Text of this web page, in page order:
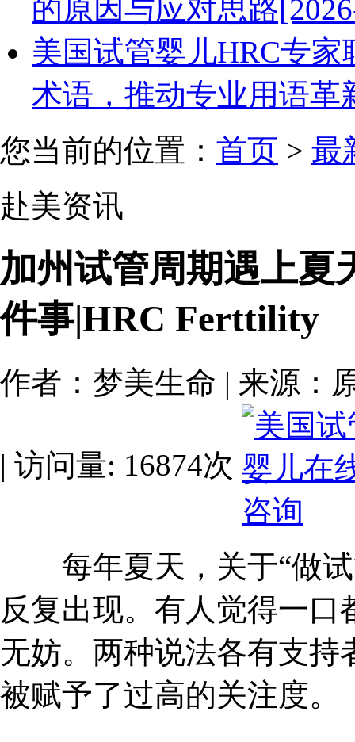
的原因与应对思路
美国试管婴儿HRC专
术语，推动专业用语革
您当前的位置： 首页 > 最
赴美资讯
加州试管周期遇上夏
件事|HRC Ferttility
作者：梦美生命 | 来源：
| 访问量: 16874次
每年夏天，关于“做试
反复出现。有人觉得一
无妨。两种说法各有支
被赋予了过高的关注度。